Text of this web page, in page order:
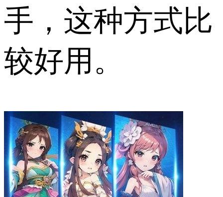
手，这种方式比
较好用。